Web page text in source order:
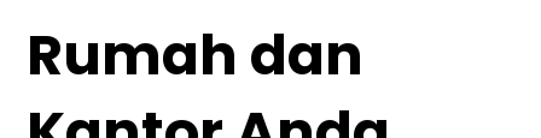
Rumah dan